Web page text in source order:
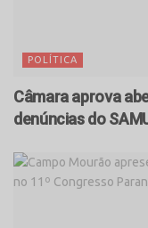
POLÍTICA
Câmara aprova
denúncias do